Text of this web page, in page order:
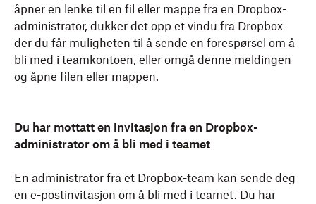
åpner en lenke til en fil eller mappe fra en Dropbox-
administrator, dukker det opp et vindu fra Dropbox
der du får muligheten til å sende en forespørsel om å
bli med i teamkontoen, eller omgå denne meldingen
og åpne filen eller mappen.
Du har mottatt en invitasjon fra en Dropbox-
administrator om å bli med i teamet
En administrator fra et Dropbox-team kan sende deg
en e-postinvitasjon om å bli med i teamet. Du har